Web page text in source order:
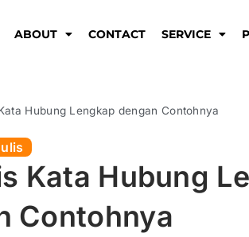
ABOUT CONTACT SERVICE
Hubung Lengkap dengan Contohnya
Kata Hubung
Contohnya